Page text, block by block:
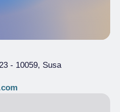
- 10059, Susa